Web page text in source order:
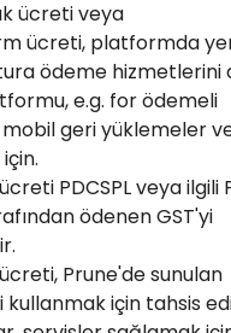
ücreti veya
ücreti, platformda
ödeme hizmetlerini
e.g. for ödemeli
geri yüklemeler
PDCSPL veya ilgili
ödenen GST'yi
Prune'de sunulan
için tahsis